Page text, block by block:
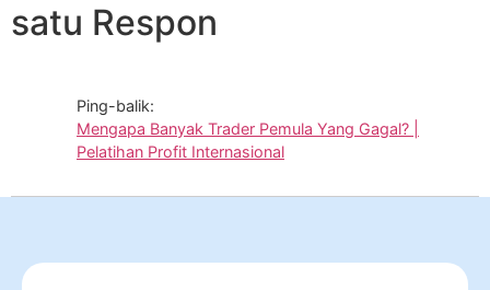
satu Respon
Ping-balik:
Mengapa Banyak Trader Pemula Yang Gagal? |
Pelatihan Profit Internasional